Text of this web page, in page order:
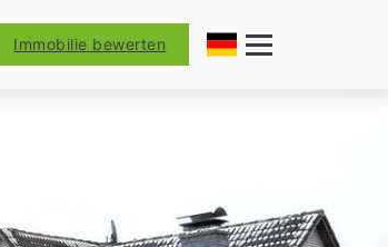
Immobilie bewerten